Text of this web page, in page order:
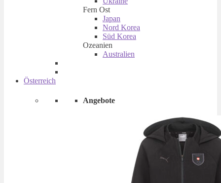
Fern Ost
Japan
Nord Korea
Süd Korea
Ozeanien
Australien
Österreich
Angebote